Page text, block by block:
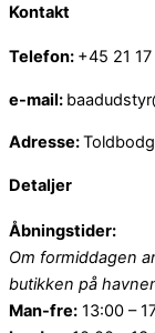
Kontakt
Telefon: +45 21
e-mail:
Adresse:
Detaljer
Åbningstider:
Om formiddagen
butikken på
Man-fre: 13:00 –